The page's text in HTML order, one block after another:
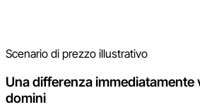
Scenario di prezzo illustrativo
Una differenza immediatamente
domini